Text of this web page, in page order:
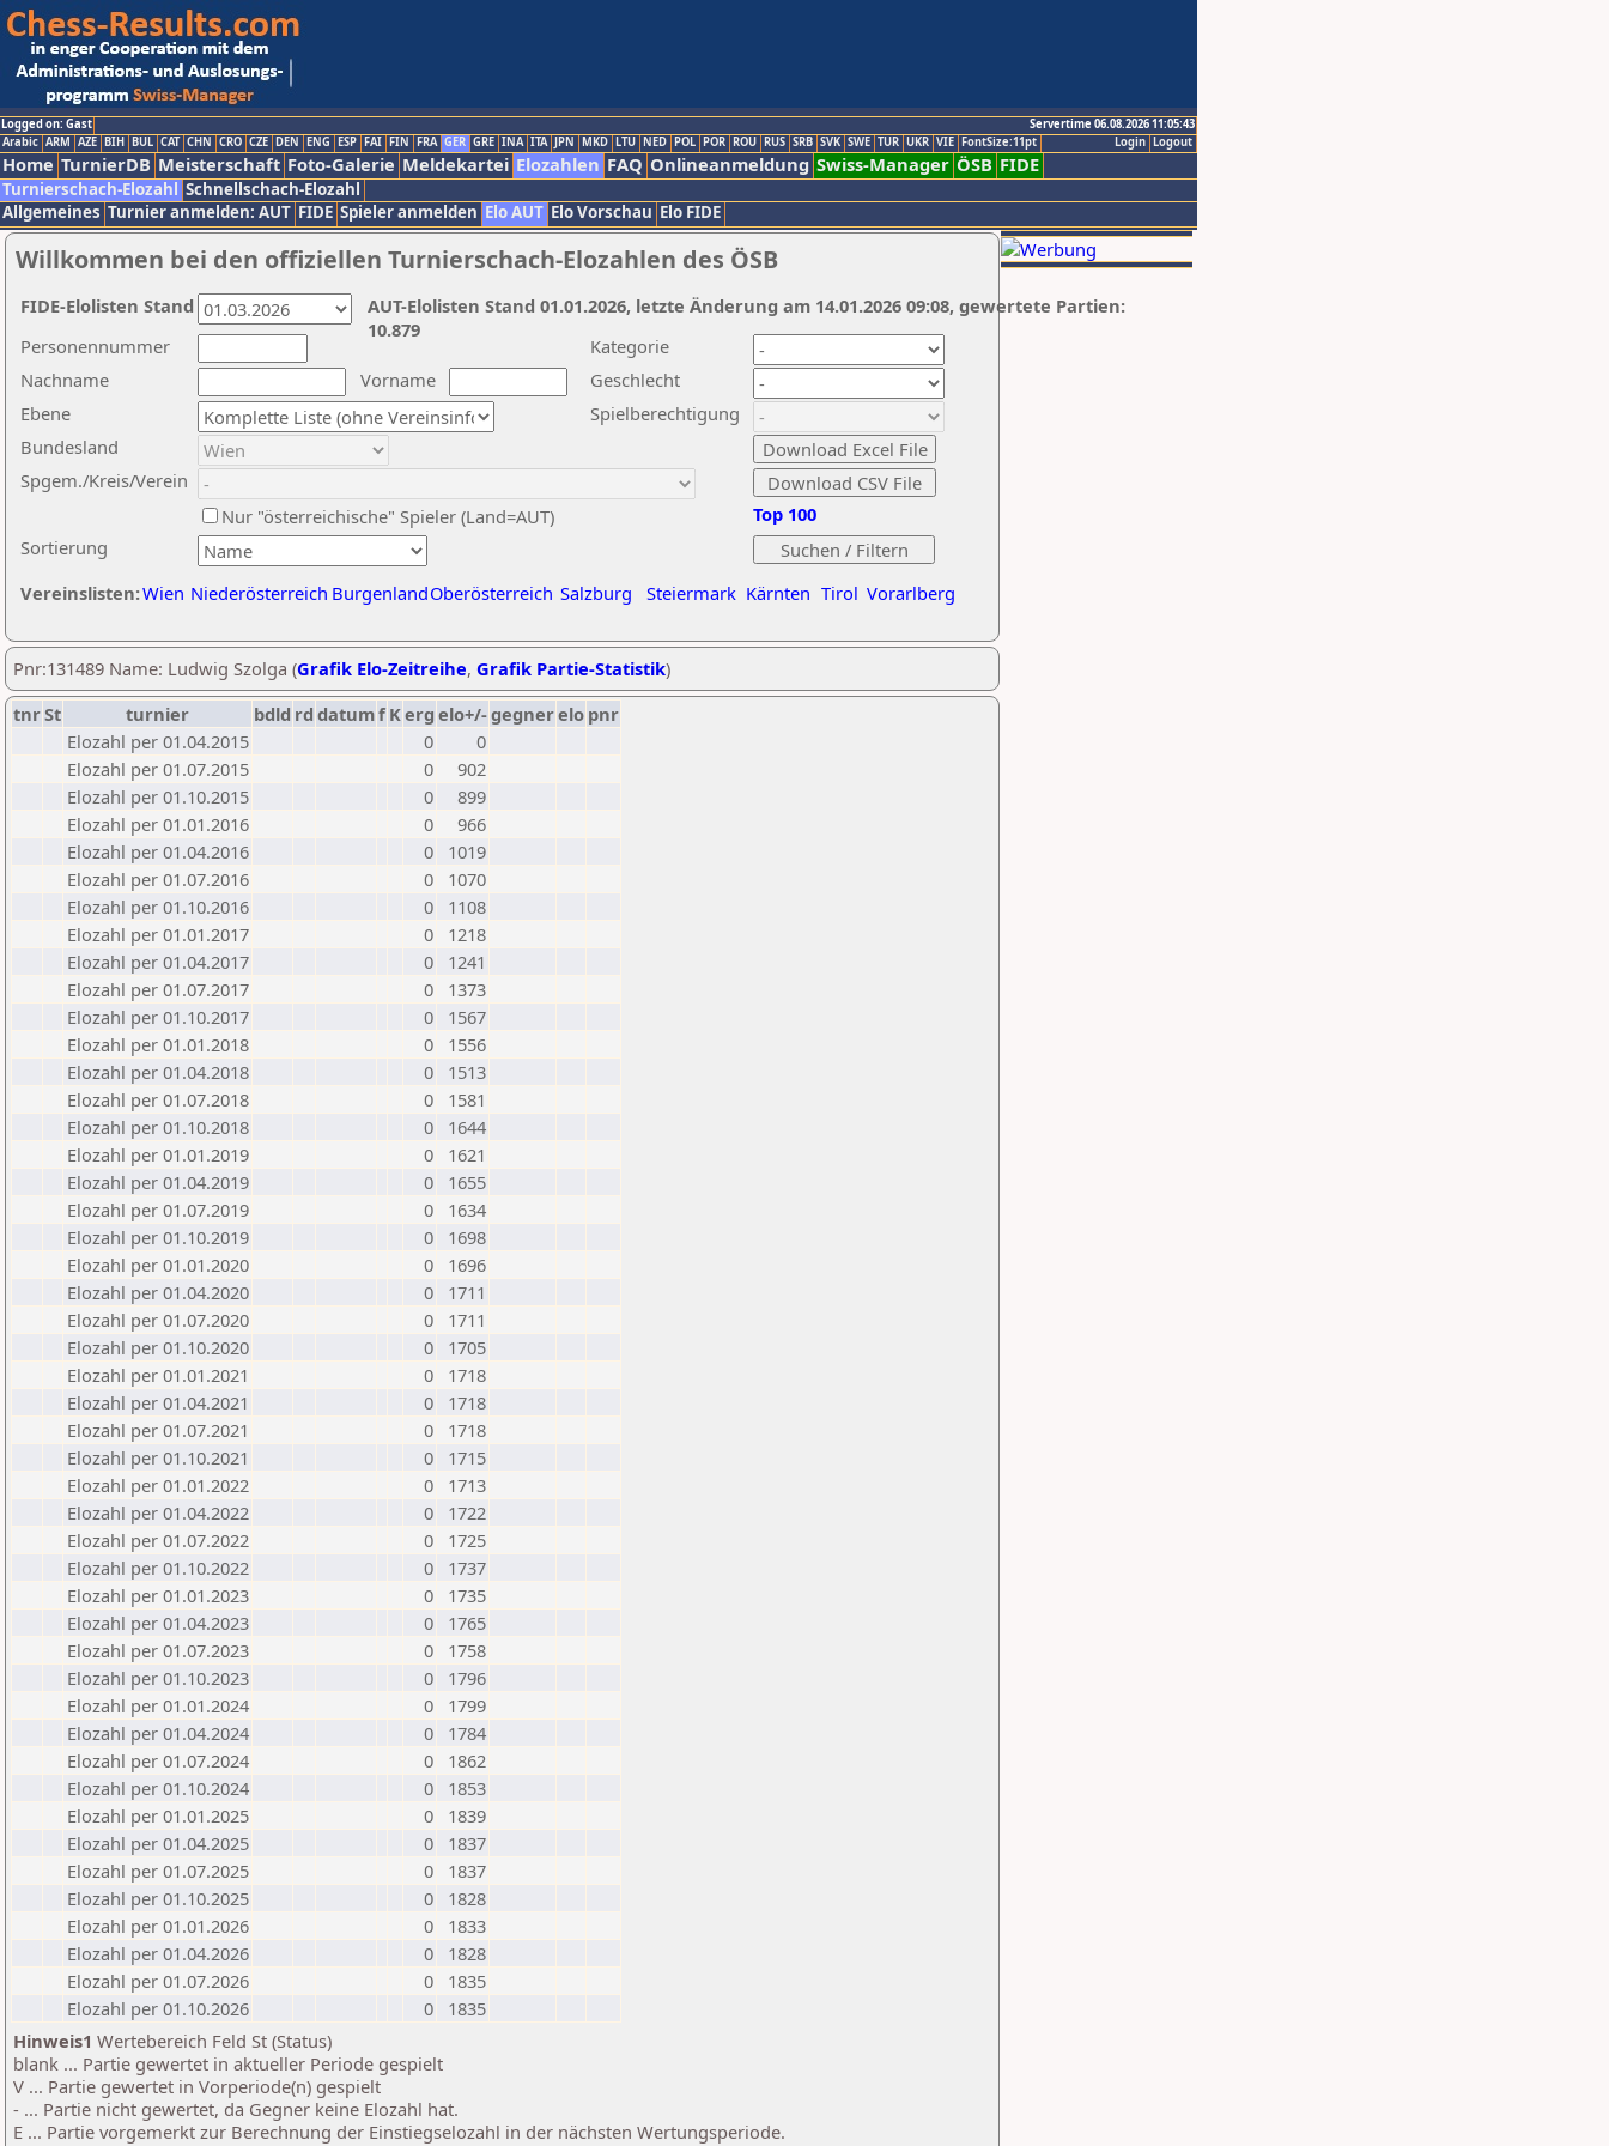
Logged on: Gast
Servertime 06.08.2026 11:05:43
Logout
Login
Arabic ARM AZE BIH BUL CAT CHN CRO CZE DEN ENG ESP FAI FIN FRA GER GRE INA ITA JPN MKD LTU NED POL POR ROU RUS SRB SVK SWE TUR UKR VIE FontSize:11pt
Home TurnierDB Meisterschaft Foto-Galerie Meldekartei Elozahlen FAQ Onlineanmeldung Swiss-Manager ÖSB FIDE
Turnierschach-Elozahl Schnellschach-Elozahl
Allgemeines Turnier anmelden: AUT FIDE Spieler anmelden Elo AUT Elo Vorschau Elo FIDE
Willkommen bei den offiziellen Turnierschach-Elozahlen des ÖSB
Nachname
Vorname
Ebene
Kategorie
Sortierung
Personennummer
Bundesland
Spgem./Kreis/Verein
Geschlecht
Nur "österreichische" Spieler (Land=AUT)
Spielberechtigung
Vereinslisten:Wien Niederösterreich BurgenlandOberösterreich Salzburg Steiermark Kärnten Tirol Vorarlberg
Top 100
AUT-Elolisten Stand 01.01.2026, letzte Änderung am 14.01.2026 09:08, gewertete Partien:
10.879
FIDE-Elolisten Stand
Pnr:131489 Name: Ludwig Szolga (Grafik Elo-Zeitreihe, Grafik Partie-Statistik)
tnrSt turnier bdld rd datumf Kerg elo+/-gegnerelo pnr
Elozahl per 01.04.2015
0
0
Elozahl per 01.07.2015
0
902
Elozahl per 01.10.2015
0
899
Elozahl per 01.01.2016
0
966
Elozahl per 01.04.2016
0
1019
Elozahl per 01.07.2016
0
1070
Elozahl per 01.10.2016
0
1108
Elozahl per 01.01.2017
0
1218
Elozahl per 01.04.2017
0
1241
Elozahl per 01.07.2017
0
1373
Elozahl per 01.10.2017
0
1567
Elozahl per 01.01.2018
0
1556
Elozahl per 01.04.2018
0
1513
Elozahl per 01.07.2018
0
1581
Elozahl per 01.10.2018
0
1644
Elozahl per 01.01.2019
0
1621
Elozahl per 01.04.2019
0
1655
Elozahl per 01.07.2019
0
1634
Elozahl per 01.10.2019
0
1698
Elozahl per 01.01.2020
0
1696
Elozahl per 01.04.2020
0
1711
Elozahl per 01.07.2020
0
1711
Elozahl per 01.10.2020
0
1705
Elozahl per 01.01.2021
0
1718
Elozahl per 01.04.2021
0
1718
Elozahl per 01.07.2021
0
1718
Elozahl per 01.10.2021
0
1715
Elozahl per 01.01.2022
0
1713
Elozahl per 01.04.2022
0
1722
Elozahl per 01.07.2022
0
1725
Elozahl per 01.10.2022
0
1737
Elozahl per 01.01.2023
0
1735
Elozahl per 01.04.2023
0
1765
Elozahl per 01.07.2023
0
1758
Elozahl per 01.10.2023
0
1796
Elozahl per 01.01.2024
0
1799
Elozahl per 01.04.2024
0
1784
Elozahl per 01.07.2024
0
1862
Elozahl per 01.10.2024
0
1853
Elozahl per 01.01.2025
0
1839
Elozahl per 01.04.2025
0
1837
Elozahl per 01.07.2025
0
1837
Elozahl per 01.10.2025
0
1828
Elozahl per 01.01.2026
0
1833
Elozahl per 01.04.2026
0
1828
Elozahl per 01.07.2026
0
1835
Elozahl per 01.10.2026
0
1835
Hinweis1 Wertebereich Feld St (Status)
blank ... Partie gewertet in aktueller Periode gespielt
V ... Partie gewertet in Vorperiode(n) gespielt
- ... Partie nicht gewertet, da Gegner keine Elozahl hat.
E ... Partie vorgemerkt zur Berechnung der Einstiegselozahl in der nächsten Wertungsperiode.